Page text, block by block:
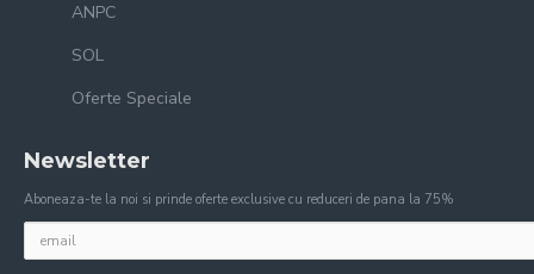
ANPC
SOL
Oferte Speciale
Newsletter
Aboneaza-te la noi si prinde oferte exclusive cu reduceri de pana la 75%